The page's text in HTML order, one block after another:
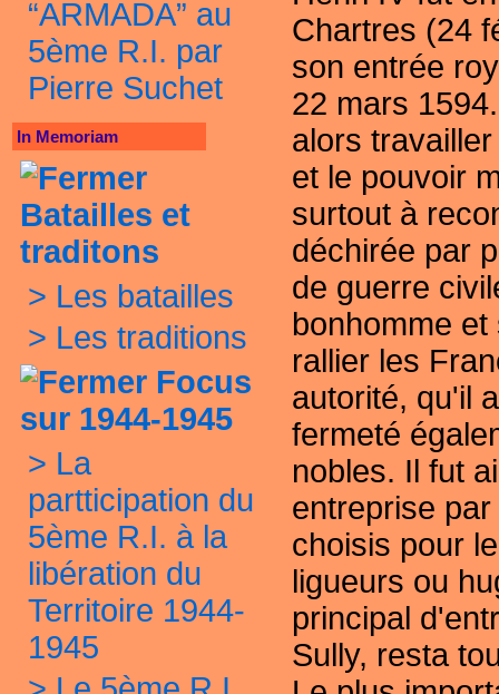
“ARMADA” au
5ème R.I. par
Pierre Suchet
In Memoriam
Batailles et
traditons
> Les batailles
> Les traditions
Focus
sur 1944-1945
> La
partticipation du
5ème R.I. à la
libération du
Territoire 1944-
1945
Chartres (24
son entrée
22 mars
alors
et le pouvoir
surtout à
déchirée par
de guerre
bonhomme
rallier les
autorité, qu'il
fermeté
nobles. Il fut
entreprise
choisis pour
ligueurs ou
principal
Sully, resta